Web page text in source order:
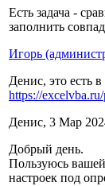
Есть задача -
заполнить
Игорь
Денис, это есть
https://
Денис, 3 Мар
Добрый день.
Пользуюсь
настроек под